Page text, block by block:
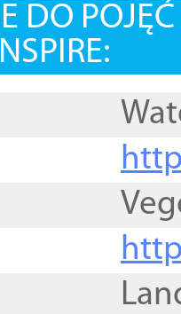
DO